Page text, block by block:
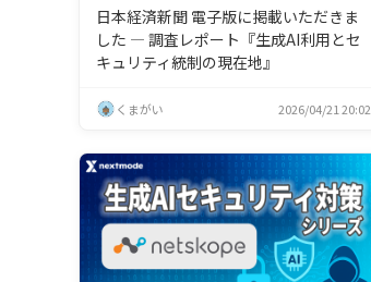
日本経済新聞 電子版に掲載いただきま
した ― 調査レポート『生成AI利用とセ
キュリティ統制の現在地』
くまがい 2026/04/21 20:02